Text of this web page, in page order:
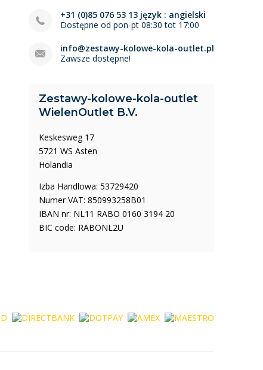
+31 (0)85 076 53 13 język : angielski
Dostępne od pon-pt 08:30 tot 17:00
info@zestawy-kolowe-kola-outlet.pl
Zawsze dostępne!
Zestawy-kolowe-kola-outlet
WielenOutlet B.V.
Keskesweg 17
5721 WS Asten
Holandia
Izba Handlowa: 53729420
Numer VAT: 850993258B01
IBAN nr: NL11 RABO 0160 3194 20
BIC code: RABONL2U